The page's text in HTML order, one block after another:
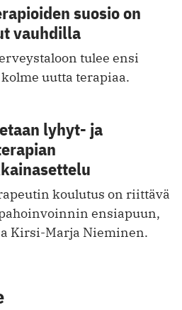
suosio on
vauhdilla
tulee ensi
uutta terapiaa.
lyhyt- ja
koulutus on riittävä
ensiapuun,
Kirsi-Marja Nieminen.